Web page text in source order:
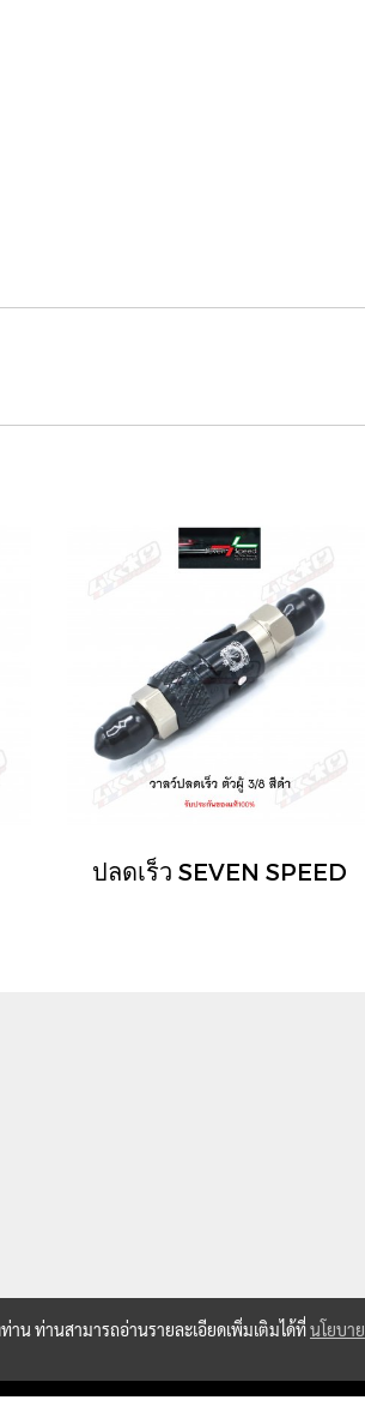
ปลดเร็ว SEVEN SPEED
าน ท่านสามารถอ่านรายละเอียดเพิ่มเติมได้ที่นโยบาย